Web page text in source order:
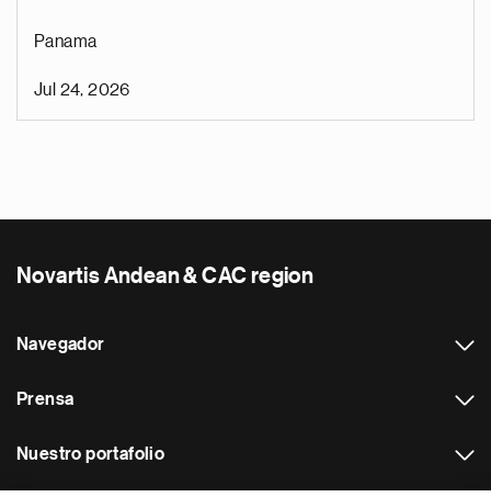
Panama
Jul 24, 2026
Novartis Andean & CAC region
Navegador
Prensa
Nuestro portafolio